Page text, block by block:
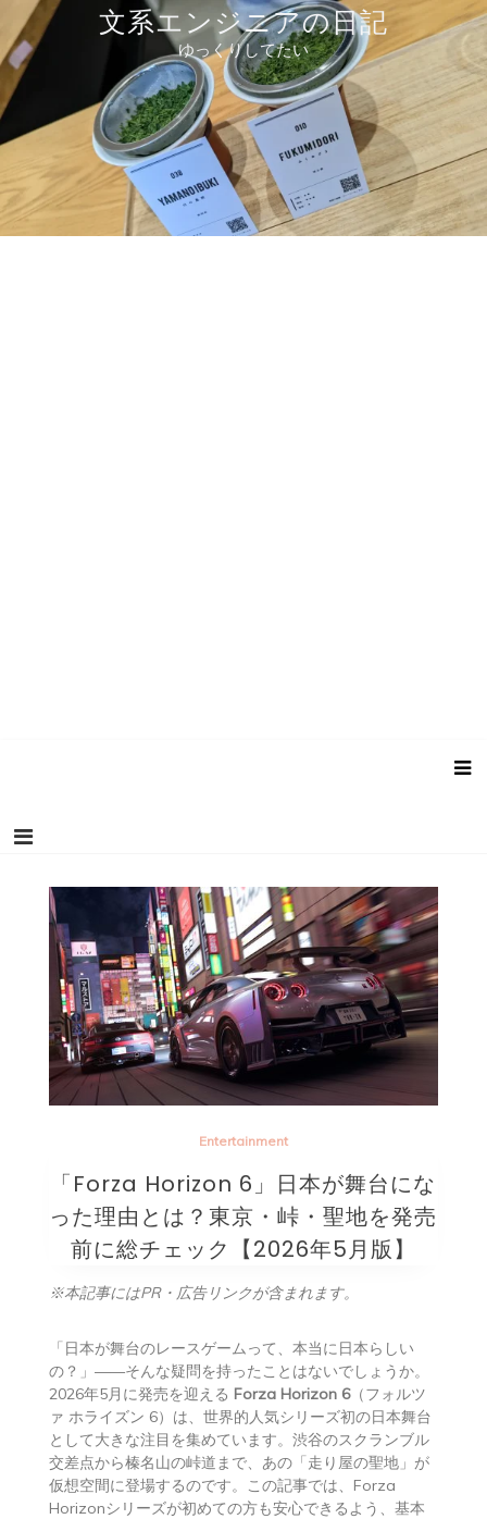
テ
ツ
へ
ス
ッ
プ
文系エンジニアの日記
ゆっくりしてたい
Entertainment
「Forza Horizon 6」日本が舞台にな
った理由とは？東京・峠・聖地を発売
前に総チェック【2026年5月版】
※本記事にはPR・広告リンクが含まれます。
「日本が舞台のレースゲームって、本当に日本らしい
の？」——そんな疑問を持ったことはないでしょうか。
2026年5月に発売を迎える Forza Horizon 6（フォルツ
ァ ホライズン 6）は、世界的人気シリーズ初の日本舞台
として大きな注目を集めています。渋谷のスクランブル
交差点から榛名山の峠道まで、あの「走り屋の聖地」が
仮想空間に登場するのです。この記事では、Forza
Horizonシリーズが初めての方も安心できるよう、基本